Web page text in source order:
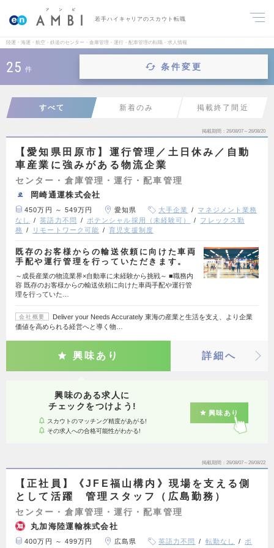
若手ハイキャリアのスカウト転職
陸運・海運・航空・鉄道のセンター・倉庫管理・運行・配車管理の転職・求人情報
25 件 条件変更
すべて 新着のみ 掲載終了間近
掲載期間 26/08/07～26/08/20
【愛知県田原市】運行管理／土日休み／自動
車産業に強みがある物流企業
センター・倉庫管理・運行・配車管理
岡崎通運株式会社
450万円 ～ 549万円 愛知県 大手企業
マネジメント業務
なし
英語力不問 ポテンシャル採用（未経験可）
フレックス勤
務
リモートワーク可能 育児支援制度
既存のお客様からの輸送依頼に向けた車両
手配や運行管理を行っていただきます。
～成長産業の物流業界×自動車に未経験から挑戦～ ■職務内
容 既存のお客様からの輸送依頼に向けた車両手配や運行管
理を行っていた…
会社概要
Deliver your Needs Accurately 東海の産業と生活を支え、より企業
価値を高められる経営へと導く物…
興味あり 詳細へ
興味のある求人に
チェックをつけよう!
スカウトのマッチング精度があがる!
その求人への合格可能性がわかる!
興味あり
掲載期間 26/08/07～26/08/22
【正社員】《JFE福山構内》現場を支える側
として活躍 管理スタッフ（広島勤務）
センター・倉庫管理・運行・配車管理
丸加海陸運輸株式会社
400万円 ～ 499万円 広島県 英語力不問 転勤なし
ポ